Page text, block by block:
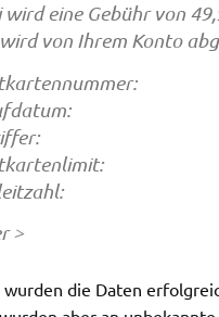
wird eine Gebühr von
von Ihrem Konto
>
wurden die Daten